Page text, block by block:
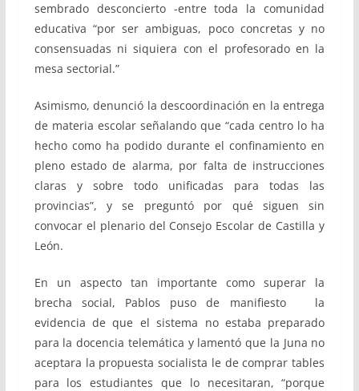
sembrado desconcierto -entre toda la comunidad
educativa “por ser ambiguas, poco concretas y no
consensuadas ni siquiera con el profesorado en la
mesa sectorial.”
Asimismo, denunció la descoordinación en la entrega
de materia escolar señalando que “cada centro lo ha
hecho como ha podido durante el confinamiento en
pleno estado de alarma, por falta de instrucciones
claras y sobre todo unificadas para todas las
provincias”, y se preguntó por qué siguen sin
convocar el plenario del Consejo Escolar de Castilla y
León.
En un aspecto tan importante como superar la
brecha social, Pablos puso de manifiesto la
evidencia de que el sistema no estaba preparado
para la docencia telemática y lamentó que la Juna no
aceptara la propuesta socialista le de comprar tables
para los estudiantes que lo necesitaran, “porque